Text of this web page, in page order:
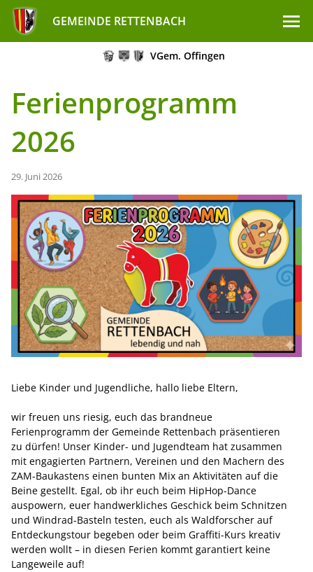
GEMEINDE RETTENBACH
VGem. Offingen
Ferienprogramm
2026
29. Juni 2026
Liebe Kinder und Jugendliche, hallo liebe Eltern,
wir freuen uns riesig, euch das brandneue
Ferienprogramm der Gemeinde Rettenbach präsentieren
zu dürfen! Unser Kinder- und Jugendteam hat zusammen
mit engagierten Partnern, Vereinen und den Machern des
ZAM-Baukastens einen bunten Mix an Aktivitäten auf die
Beine gestellt. Egal, ob ihr euch beim HipHop-Dance
auspowern, euer handwerkliches Geschick beim Schnitzen
und Windrad-Basteln testen, euch als Waldforscher auf
Entdeckungstour begeben oder beim Graffiti-Kurs kreativ
werden wollt – in diesen Ferien kommt garantiert keine
Langeweile auf!